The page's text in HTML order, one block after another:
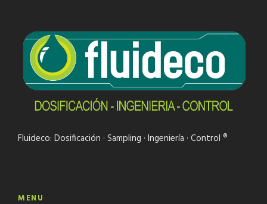
Fluideco: Dosificación · Sampling · Ingeniería · Control ®
MENU